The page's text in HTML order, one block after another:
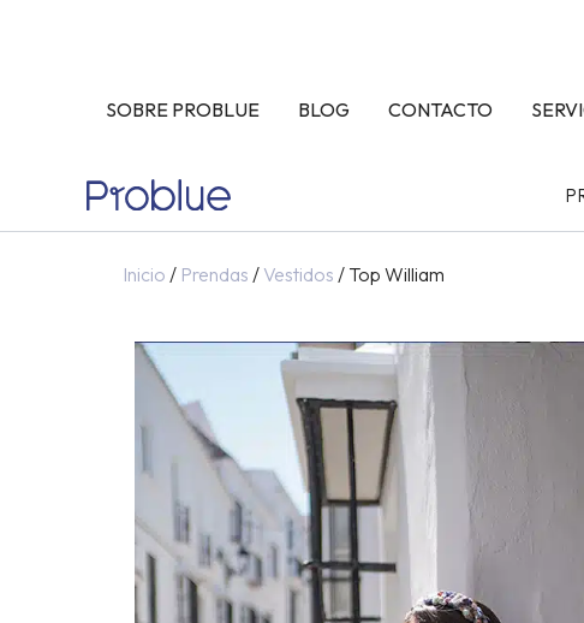
SOBRE PROBLUE BLOG CONTACTO
Inicio / Prendas / Vestidos / Top William